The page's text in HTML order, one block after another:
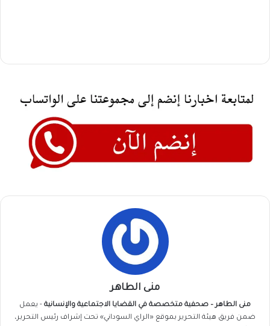
منى الطاهر
منى الطاهر – صحفية متخصصة في القضايا الاجتماعية والإنسانية - يعمل
ضمن فريق هيئة التحرير بموقع «الراي السوداني» تحت إشراف رئيس التحرير،